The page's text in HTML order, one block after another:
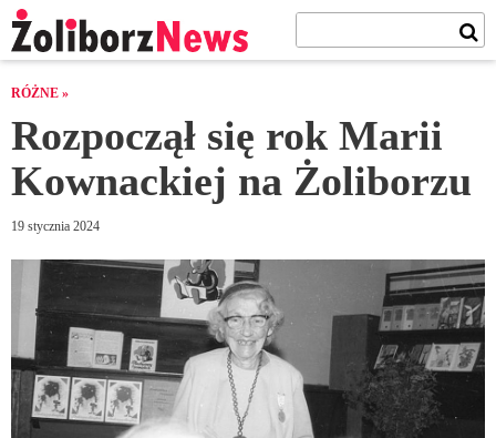
RÓŻNE »
Rozpoczął się rok Marii
Kownackiej na Żoliborzu
19 stycznia 2024